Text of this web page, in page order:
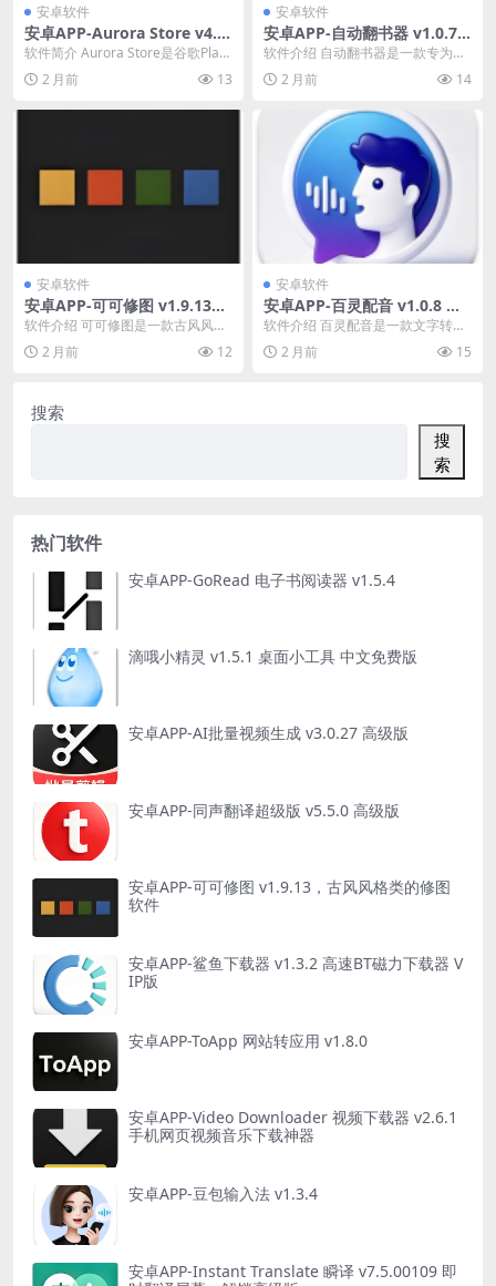
安卓软件
安卓APP-Aurora Store v4.8.
3 开源版 第三方谷歌商店，无
需谷歌框架
软件简介 Aurora Store是谷歌Play
Store的一个非官方FOSS...
2 月前 13
安卓软件
安卓APP-自动翻书器 v1.0.7
会员版 真正实现“懒人式”阅读
软件介绍 自动翻书器是一款专为电
子书阅读设计的智能应用，支持多
种格式文档（如PD...
2 月前 14
安卓软件
安卓APP-可可修图 v1.9.13，
古风风格类的修图软件
软件介绍 可可修图是一款古风风格
类的修图软件，童趣复古胶片质感
修图，让图片充满复...
2 月前 12
安卓软件
安卓APP-百灵配音 v1.0.8 会
员版，全能AI配音神器，支持
软件介绍 百灵配音是一款文字转语
音和文字配音软件，有强大的语音
合成技术，高拟真人...
2 月前 15
搜索
搜
索
热门软件
安卓APP-GoRead 电子书阅读器 v1.5.4
滴哦小精灵 v1.5.1 桌面小工具 中文免费版
安卓APP-AI批量视频生成 v3.0.27 高级版
安卓APP-同声翻译超级版 v5.5.0 高级版
安卓APP-可可修图 v1.9.13，古风风格类的修图
软件
安卓APP-鲨鱼下载器 v1.3.2 高速BT磁力下载器 V
IP版
安卓APP-ToApp 网站转应用 v1.8.0
安卓APP-Video Downloader 视频下载器 v2.6.1
手机网页视频音乐下载神器
安卓APP-豆包输入法 v1.3.4
安卓APP-Instant Translate 瞬译 v7.5.00109 即